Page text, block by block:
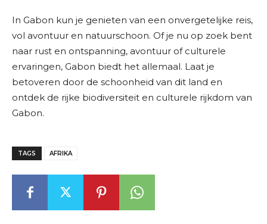
In Gabon kun je genieten van een onvergetelijke reis,
vol avontuur en natuurschoon. Of je nu op zoek bent
naar rust en ontspanning, avontuur of culturele
ervaringen, Gabon biedt het allemaal. Laat je
betoveren door de schoonheid van dit land en
ontdek de rijke biodiversiteit en culturele rijkdom van
Gabon.
TAGS AFRIKA